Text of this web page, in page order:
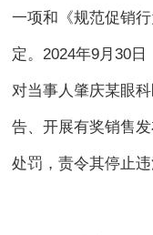
一项和《规范促销
定。2024年9月30
对当事人肇庆某眼
告、开展有奖销售
处罚，责令其停止